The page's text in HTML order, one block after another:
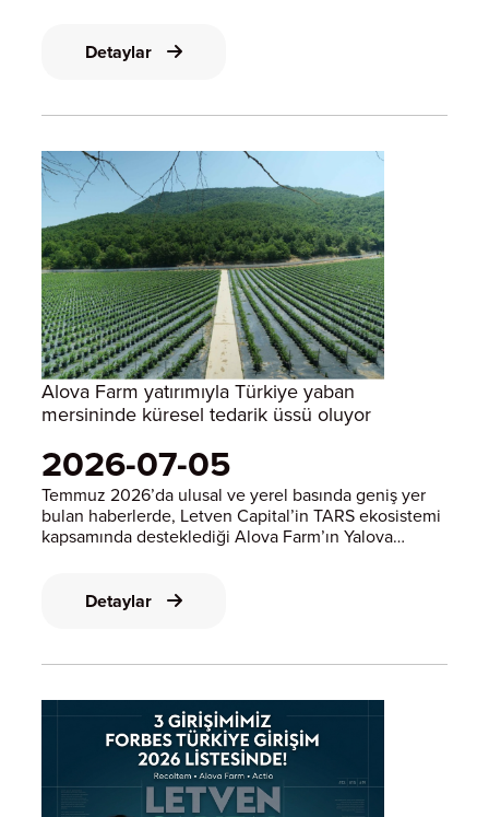
ve bu şirketleri b
Detaylar
Alova Farm yatırımıyla Türkiye yaban
mersininde küresel tedarik üssü oluyor
2026-07-05
Temmuz 2026’da ulusal ve yerel basında geniş yer
bulan haberlerde, Letven Capital’in TARS ekosistemi
kapsamında desteklediği Alova Farm’ın Yalova
kurulan çiftlik, bugün 125 bin saksıl
Detaylar